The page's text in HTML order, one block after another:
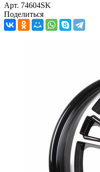
Арт. 74604SK
Поделиться